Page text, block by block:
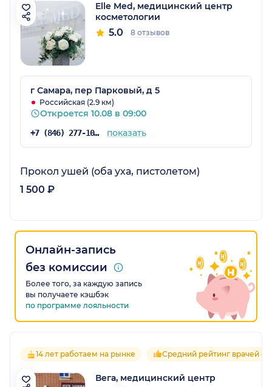
Elle Med, медицинский центр
косметологии
5.0 8 отзывов
г Самара, пер Парковый, д 5
Российская (2.9 км)
Откроется 10.08 в 09:00
+7 (846) 277-10-04 показать
Прокол ушей (оба уха, пистолетом)
1 500 ₽
Онлайн-запись
без комиссии
Более того, за каждую запись
вы получаете кэшбэк
по программе лояльности
14 лет работаем на рынке Средний рейтинг врачей 4.8
Вега, медицинский центр